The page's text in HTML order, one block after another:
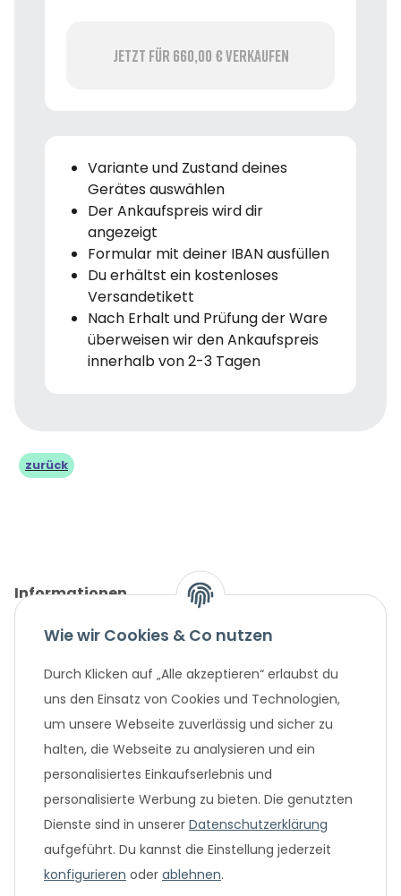
Jetzt für 660,00 € verkaufen
Variante und Zustand deines
Gerätes auswählen
Der Ankaufspreis wird dir
angezeigt
Formular mit deiner IBAN ausfüllen
Du erhältst ein kostenloses
Versandetikett
Nach Erhalt und Prüfung der Ware
überweisen wir den Ankaufspreis
innerhalb von 2-3 Tagen
zurück
Informationen
Gesetzliche Informationen
Unternehmen
Beliebte Angebote
Wie wir Cookies & Co nutzen
Durch Klicken auf „Alle akzeptieren“ erlaubst du
uns den Einsatz von Cookies und Technologien,
um unsere Webseite zuverlässig und sicher zu
halten, die Webseite zu analysieren und ein
personalisiertes Einkaufserlebnis und
personalisierte Werbung zu bieten. Die genutzten
Dienste sind in unserer Datenschutzerklärung
aufgeführt. Du kannst die Einstellung jederzeit
konfigurieren oder ablehnen.